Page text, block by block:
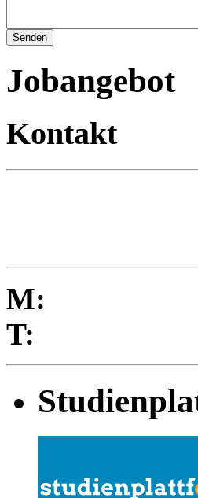
Jobangebot
Kontakt
M:
T: